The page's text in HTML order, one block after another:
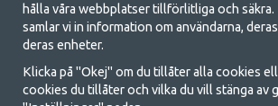
GetCamping.se - Din butik
och uteliv
Att campa kan antingen vara en livsstil eller ett
hålla våra webbplatser tillförlitliga och säkra.
samlar vi in information om användarna,
deras enheter.
Klicka på "Okej" om du tillåter alla cookies
cookies du tillåter och vilka du vill stänga av